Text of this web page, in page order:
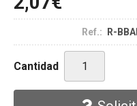
Ref.: R-
Cantidad